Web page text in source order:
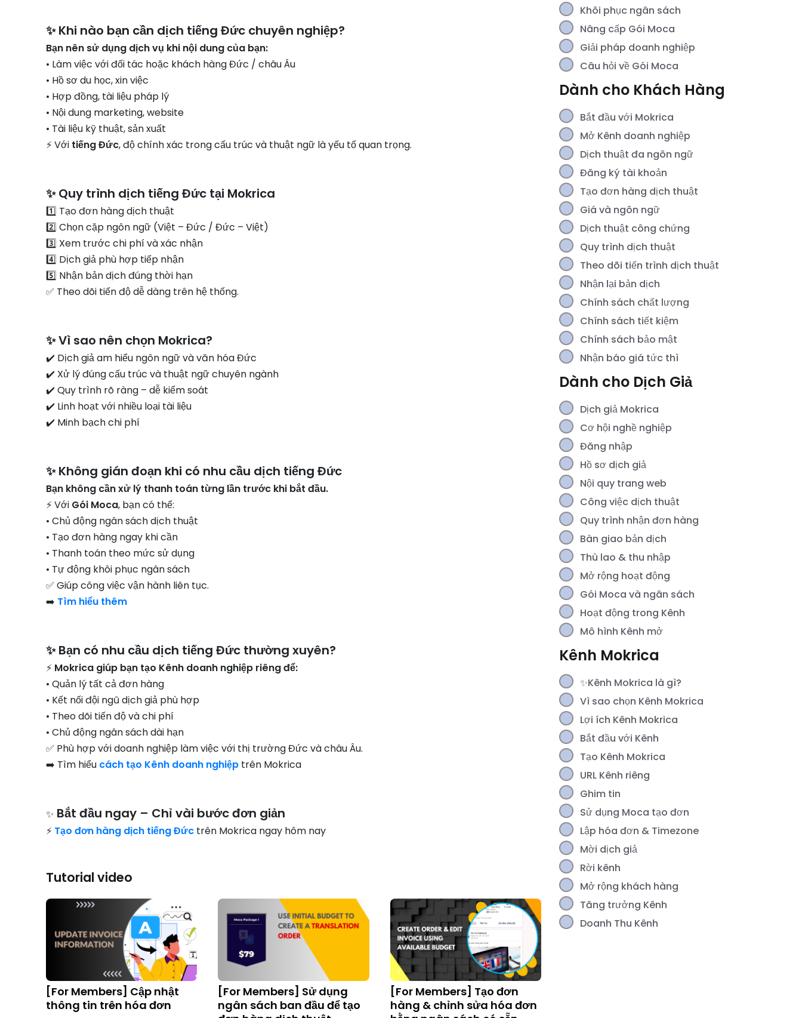
✨ Khi nào bạn cần dịch tiếng Đức chuyên nghiệp?
Bạn nên sử dụng dịch vụ khi nội dung của bạn:
• Làm việc với đối tác hoặc khách hàng Đức / châu Âu
• Hồ sơ du học, xin việc
• Hợp đồng, tài liệu pháp lý
• Nội dung marketing, website
• Tài liệu kỹ thuật, sản xuất
⚡ Với tiếng Đức, độ chính xác trong cấu trúc và thuật ngữ là yếu tố quan trọng.
✨ Quy trình dịch tiếng Đức tại Mokrica
1️⃣ Tạo đơn hàng dịch thuật
2️⃣ Chọn cặp ngôn ngữ (Việt – Đức / Đức – Việt)
3️⃣ Xem trước chi phí và xác nhận
4️⃣ Dịch giả phù hợp tiếp nhận
5️⃣ Nhận bản dịch đúng thời hạn
✅ Theo dõi tiến độ dễ dàng trên hệ thống.
✨ Vì sao nên chọn Mokrica?
✔️ Dịch giả am hiểu ngôn ngữ và văn hóa Đức
✔️ Xử lý đúng cấu trúc và thuật ngữ chuyên ngành
✔️ Quy trình rõ ràng – dễ kiểm soát
✔️ Linh hoạt với nhiều loại tài liệu
✔️ Minh bạch chi phí
✨ Không gián đoạn khi có nhu cầu dịch tiếng Đức
Bạn không cần xử lý thanh toán từng lần trước khi bắt đầu.
⚡ Với Gói Moca, bạn có thể:
• Chủ động ngân sách dịch thuật
• Tạo đơn hàng ngay khi cần
• Thanh toán theo mức sử dụng
• Tự động khôi phục ngân sách
✅ Giúp công việc vận hành liên tục.
➡️ Tìm hiểu thêm
✨ Bạn có nhu cầu dịch tiếng Đức thường xuyên?
⚡ Mokrica giúp bạn tạo Kênh doanh nghiệp riêng để:
• Quản lý tất cả đơn hàng
• Kết nối đội ngũ dịch giả phù hợp
• Theo dõi tiến độ và chi phí
• Chủ động ngân sách dài hạn
✅ Phù hợp với doanh nghiệp làm việc với thị trường Đức và châu Âu.
➡️ Tìm hiểu cách tạo Kênh doanh nghiệp trên Mokrica
✨ Bắt đầu ngay – Chỉ vài bước đơn giản
⚡ Tạo đơn hàng dịch tiếng Đức trên Mokrica ngay hôm nay
Tutorial video
[For Members] Cập nhật
thông tin trên hóa đơn
[For Members] Sử dụng
ngân sách ban đầu để tạo
[For Members] Tạo đơn
hàng & chỉnh sửa hóa đơn
Khôi phục ngân sách
Nâng cấp Gói Moca
Giải pháp doanh nghiệp
Câu hỏi về Gói Moca
Dành cho Khách Hàng
Bắt đầu với Mokrica
Mở Kênh doanh nghiệp
Dịch thuật đa ngôn ngữ
Đăng ký tài khoản
Tạo đơn hàng dịch thuật
Giá và ngôn ngữ
Dịch thuật công chứng
Quy trình dịch thuật
Theo dõi tiến trình dịch thuật
Nhận lại bản dịch
Chính sách chất lượng
Chính sách tiết kiệm
Chính sách bảo mật
Nhận báo giá tức thì
Dành cho Dịch Giả
Dịch giả Mokrica
Cơ hội nghề nghiệp
Đăng nhập
Hồ sơ dịch giả
Nội quy trang web
Công việc dịch thuật
Quy trình nhận đơn hàng
Bàn giao bản dịch
Thù lao & thu nhập
Mở rộng hoạt động
Gói Moca và ngân sách
Hoạt động trong Kênh
Mô hình Kênh mở
Kênh Mokrica
✨Kênh Mokrica là gì?
Vì sao chọn Kênh Mokrica
Lợi ích Kênh Mokrica
Bắt đầu với Kênh
Tạo Kênh Mokrica
URL Kênh riêng
Ghim tin
Sử dụng Moca tạo đơn
Lập hóa đơn & Timezone
Mời dịch giả
Rời kênh
Mở rộng khách hàng
Tăng trưởng Kênh
Doanh Thu Kênh